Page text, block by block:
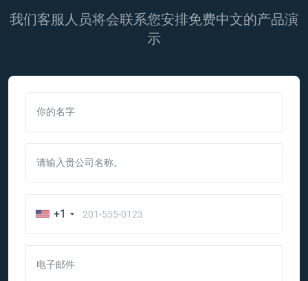
我们客服人员将会联系您安排免费中文的产品演
示
你的名字
请输入贵公司名称。
+1
电子邮件